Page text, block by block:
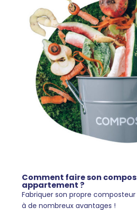
Comment faire son
appartement ?
Fabriquer son propre
à de nombreux avantages !